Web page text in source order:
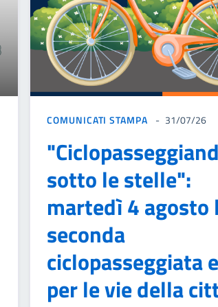
COMUNICATI STAMPA 31/07/26
sotto le stelle":
martedì 4 agosto
seconda
ciclopasseggiata
per le vie della